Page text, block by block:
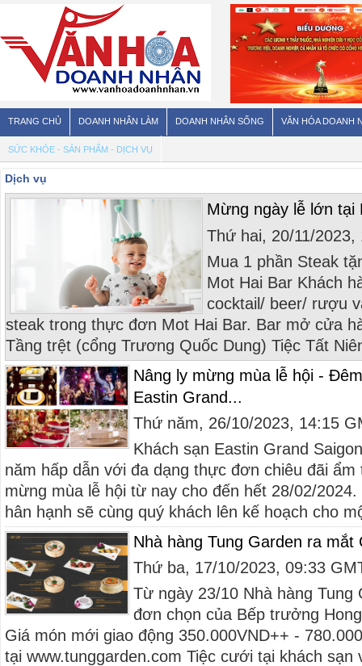
TRANG CHỦ DOANH NHÂN LÀM DOANH NHÂN SỐNG VĂN HÓA DOANH
SỨC KHỎE - SẢN PHẨM - DỊCH VỤ
Dịch vụ
Mừng ngày lễ lớn tại
Thứ hai, 20/11/2023,
Mua 1 phần Steak
Mot Hai Bar Khách
cocktail/ beer/ rượu
steak trong thực đơn Mot Hai Bar. Bar mở cửa
Tầng trệt (cổng Trương Quốc Dung) Tiệc Tất
Nâng ly mừng mùa lễ hội -
Eastin Grand...
Thứ năm, 26/10/2023, 14:15
Khách sạn Eastin Grand
năm hấp dẫn với đa dạng thực đơn chiêu đãi
mừng mùa lễ hội từ nay cho đến hết 28/02/
hân hạnh sẽ cùng quý khách lên kế hoạch cho
Nhà hàng Tung Garden ra mắt
Thứ ba, 17/10/2023, 09:33
Từ ngày 23/10 Nhà hàng
đơn chọn của Bếp trưởng
Giá món mới giao động 350.000VND++ -
tại www.tunggarden.com Tiệc cưới tại khách sạn